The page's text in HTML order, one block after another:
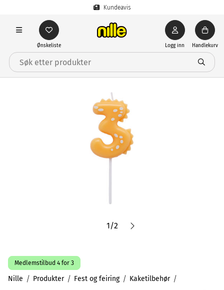
Kundeavis
Ønskeliste Logg inn Handlekurv
1/2
Medlemstilbud 4 for 3
Nille Produkter Fest og feiring Kaketilbehør